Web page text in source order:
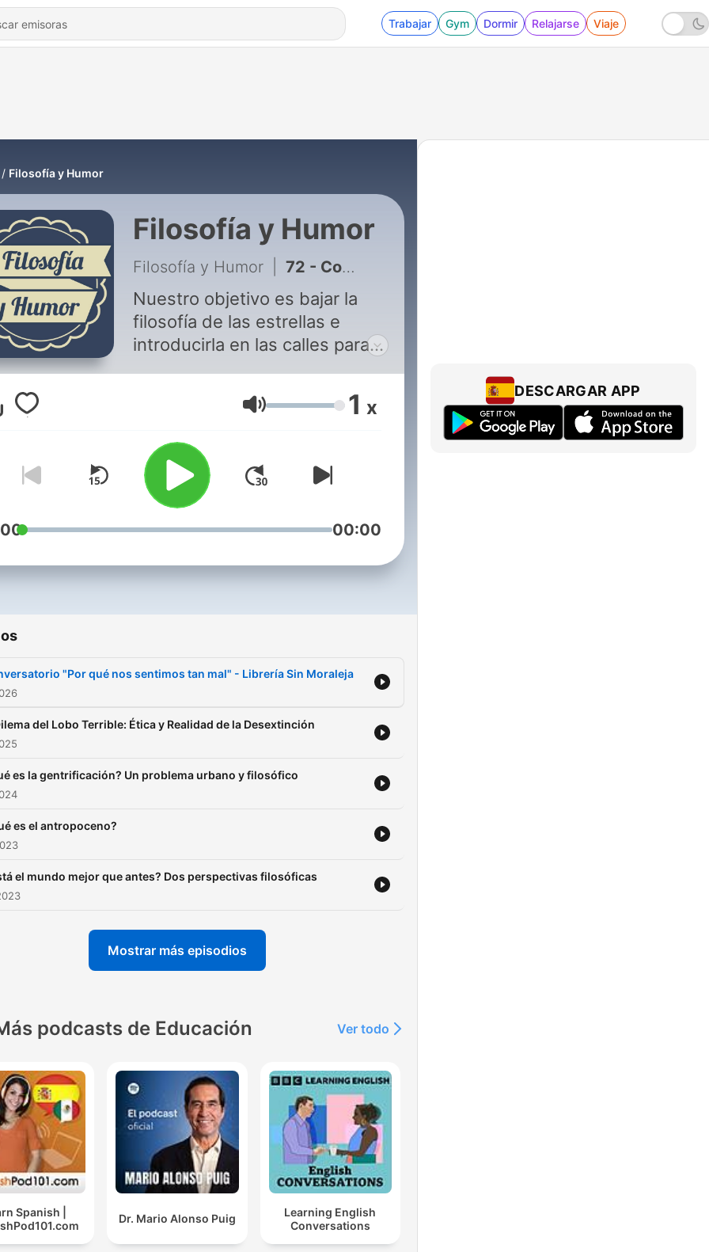
Trabajar Gym Dormir Relajarse Viaje
Filosofía y Humor
Filosofía y Humor
Filosofía y Humor 72 - Conversatorio "Por qué nos sentimos tan mal" - Librería Sin Moraleja
Nuestro objetivo es bajar la
filosofía de las estrellas e
introducirla en las calles para
Volumen 1 x
00:00
"Por qué nos sentimos tan mal" - Librería Sin Moraleja
del Lobo Terrible: Ética y Realidad de la Desextinción
es la gentrificación? Un problema urbano y filosófico
es el antropoceno?
el mundo mejor que antes? Dos perspectivas filosóficas
Mostrar más episodios
podcasts de Educación Ver todo
Spanish |
Dr. Mario Alonso Puig
Learning English
Conversations
DESCARGAR APP